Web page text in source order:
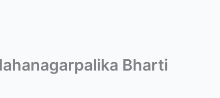
Mahanagarpalika Bharti